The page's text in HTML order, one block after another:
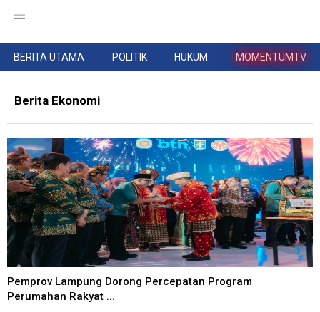
BERITA UTAMA POLITIK HUKUM MOMENTUMTV
Berita Ekonomi
Pemprov Lampung Dorong Percepatan Program
Perumahan Rakyat ...